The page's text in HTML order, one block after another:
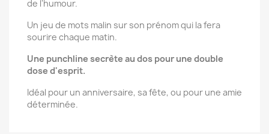
de l'humour.
Un jeu de mots malin sur son prénom qui la fera
sourire chaque matin.
Une punchline secrète au dos pour une double
dose d'esprit.
Idéal pour un anniversaire, sa fête, ou pour une amie
déterminée.